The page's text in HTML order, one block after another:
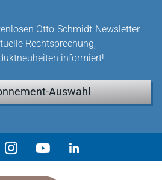
Otto-Schmidt-Newsletter
Rechtsprechung,
informiert!
Auswahl